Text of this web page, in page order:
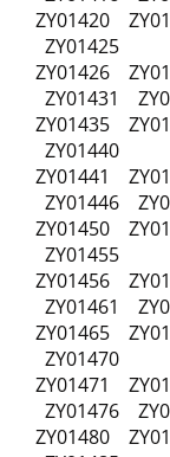
ZY01420
ZY01425
ZY01426
ZY01431
ZY01435
ZY01440
ZY01441
ZY01446
ZY01450
ZY01455
ZY01456
ZY01461
ZY01465
ZY01470
ZY01471
ZY01476
ZY01480